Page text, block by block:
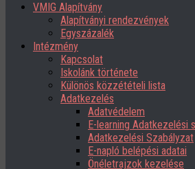
VMIG Alapítvány
Alapítványi rendezvények
Egyszázalék
Intézmény
Kapcsolat
Iskolánk története
Különös közzétételi lista
Adatkezelés
Adatvédelem
E-learning Adatkezelési
Adatkezelési Szabályzat
E-napló belépési adatai
Önéletrajzok kezelése